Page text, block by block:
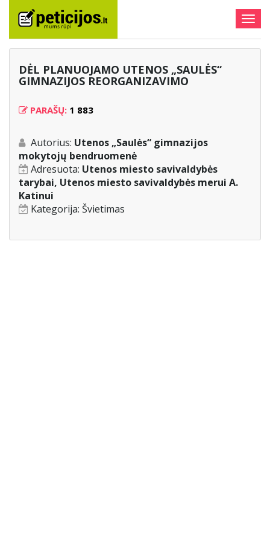
DĖL PLANUOJAMO UTENOS „SAULĖS“
GIMNAZIJOS REORGANIZAVIMO
PARAŠŲ: 1 883
Autorius: Utenos „Saulės“ gimnazijos
mokytojų bendruomenė
Adresuota: Utenos miesto savivaldybės
tarybai, Utenos miesto savivaldybės merui A.
Katinui
Kategorija: Švietimas